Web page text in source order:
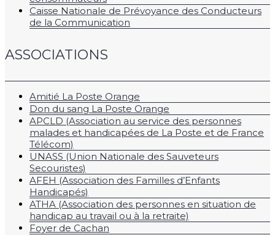
Caisse Nationale de Prévoyance des Conducteurs
de la Communication
ASSOCIATIONS
Amitié La Poste Orange
Don du sang La Poste Orange
APCLD (Association au service des personnes
malades et handicapées de La Poste et de France
Télécom)
UNASS (Union Nationale des Sauveteurs
Secouristes)
AFEH (Association des Familles d’Enfants
Handicapés)
ATHA (Association des personnes en situation de
handicap au travail ou à la retraite)
Foyer de Cachan